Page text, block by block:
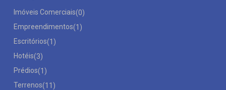
Imóveis Comerciais(0)
Empreendimentos(1)
Escritórios(1)
Hotéis(3)
Prédios(1)
Terrenos(11)